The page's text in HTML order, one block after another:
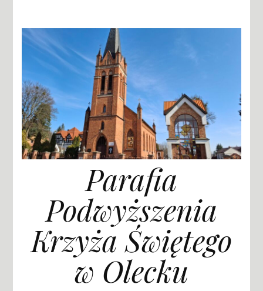
Parafia
Podwyższenia
Krzyża Świętego
w Olecku